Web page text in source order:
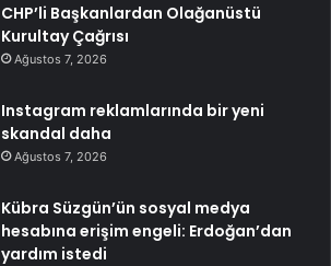
CHP’li Başkanlardan Olağanüstü
Kurultay Çağrısı
Ağustos 7, 2026
Instagram reklamlarında bir yeni
skandal daha
Ağustos 7, 2026
Kübra Süzgün’ün sosyal medya
hesabına erişim engeli: Erdoğan’dan
yardım istedi